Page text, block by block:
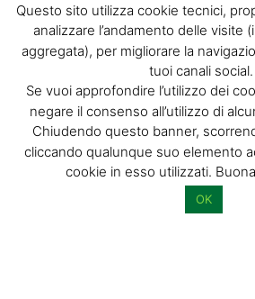
Newsletter
La tua email (richiesto)
Acconsento al trattamento dei miei dati
materiale informativo e promozionale
newsletter
Dimostra di essere umano
Questo sito utilizza cookie tecnici,
analizzare l’andamento delle visite
aggregata), per migliorare la
tuoi canali social.
Se vuoi approfondire l’utilizzo dei
negare il consenso all’utilizzo di
Chiudendo questo banner,
cliccando qualunque suo elemento
cookie in esso utilizzati.
OK